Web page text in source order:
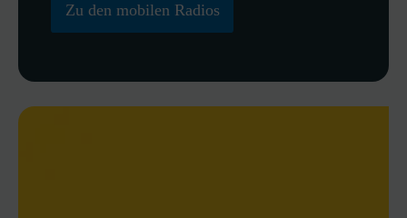
Zu den mobilen Radios